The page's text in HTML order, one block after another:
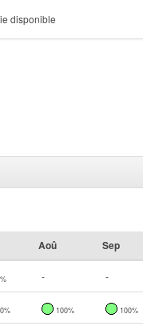
disponible
Aoû Sep
- -
100% 100%